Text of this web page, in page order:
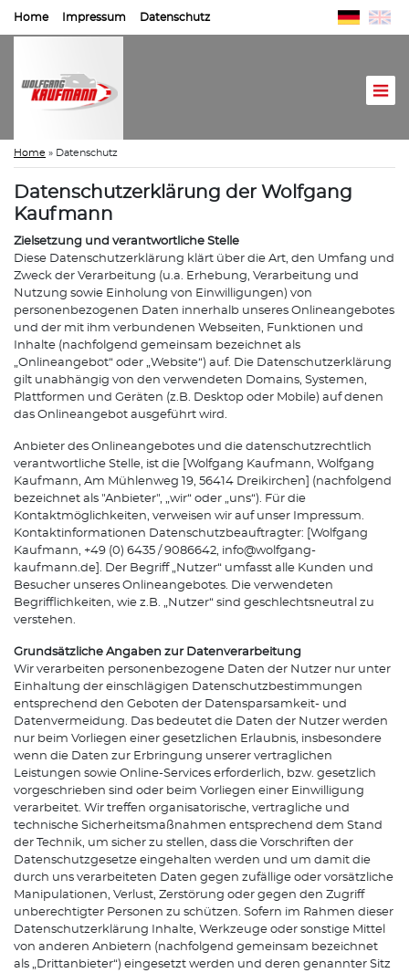
Home Impressum Datenschutz
Home » Datenschutz
Datenschutzerklärung der Wolfgang
Kaufmann
Zielsetzung und verantwortliche Stelle
Diese Datenschutzerklärung klärt über die Art, den Umfang und
Zweck der Verarbeitung (u.a. Erhebung, Verarbeitung und
Nutzung sowie Einholung von Einwilligungen) von
personenbezogenen Daten innerhalb unseres Onlineangebotes
und der mit ihm verbundenen Webseiten, Funktionen und
Inhalte (nachfolgend gemeinsam bezeichnet als
„Onlineangebot“ oder „Website“) auf. Die Datenschutzerklärung
gilt unabhängig von den verwendeten Domains, Systemen,
Plattformen und Geräten (z.B. Desktop oder Mobile) auf denen
das Onlineangebot ausgeführt wird.
Anbieter des Onlineangebotes und die datenschutzrechtlich
verantwortliche Stelle, ist die [Wolfgang Kaufmann, Wolfgang
Kaufmann, Am Mühlenweg 19, 56414 Dreikirchen] (nachfolgend
bezeichnet als "Anbieter", „wir“ oder „uns“). Für die
Kontaktmöglichkeiten, verweisen wir auf unser Impressum.
Kontaktinformationen Datenschutzbeauftragter: [Wolfgang
Kaufmann, +49 (0) 6435 / 9086642, info@wolfgang-
kaufmann.de]. Der Begriff „Nutzer“ umfasst alle Kunden und
Besucher unseres Onlineangebotes. Die verwendeten
Begrifflichkeiten, wie z.B. „Nutzer“ sind geschlechtsneutral zu
verstehen.
Grundsätzliche Angaben zur Datenverarbeitung
Wir verarbeiten personenbezogene Daten der Nutzer nur unter
Einhaltung der einschlägigen Datenschutzbestimmungen
entsprechend den Geboten der Datensparsamkeit- und
Datenvermeidung. Das bedeutet die Daten der Nutzer werden
nur beim Vorliegen einer gesetzlichen Erlaubnis, insbesondere
wenn die Daten zur Erbringung unserer vertraglichen
Leistungen sowie Online-Services erforderlich, bzw. gesetzlich
vorgeschrieben sind oder beim Vorliegen einer Einwilligung
verarbeitet. Wir treffen organisatorische, vertragliche und
technische Sicherheitsmaßnahmen entsprechend dem Stand
der Technik, um sicher zu stellen, dass die Vorschriften der
Datenschutzgesetze eingehalten werden und um damit die
durch uns verarbeiteten Daten gegen zufällige oder vorsätzliche
Manipulationen, Verlust, Zerstörung oder gegen den Zugriff
unberechtigter Personen zu schützen. Sofern im Rahmen dieser
Datenschutzerklärung Inhalte, Werkzeuge oder sonstige Mittel
von anderen Anbietern (nachfolgend gemeinsam bezeichnet
als „Drittanbieter“) eingesetzt werden und deren genannter Sitz